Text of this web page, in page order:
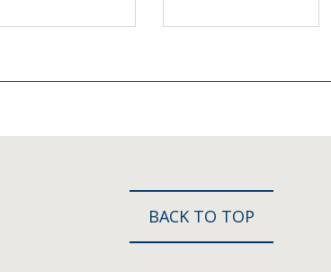
BACK TO TOP